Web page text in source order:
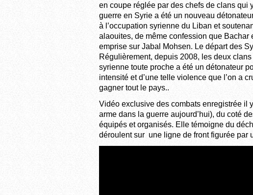
en coupe réglée par des chefs de clans qui
guerre en Syrie a été un nouveau
à l’occupation syrienne du Liban et
alaouites, de même confession que
emprise sur Jabal Mohsen. Le départ des
Régulièrement, depuis 2008, les deux
syrienne toute proche a été un détonateur
intensité et d’une telle violence que l’on a
gagner tout le pays..
Vidéo exclusive des combats enregistrée il
arme dans la guerre aujourd’hui), du coté
équipés et organisés. Elle témoigne du
déroulent sur une ligne de front figurée par